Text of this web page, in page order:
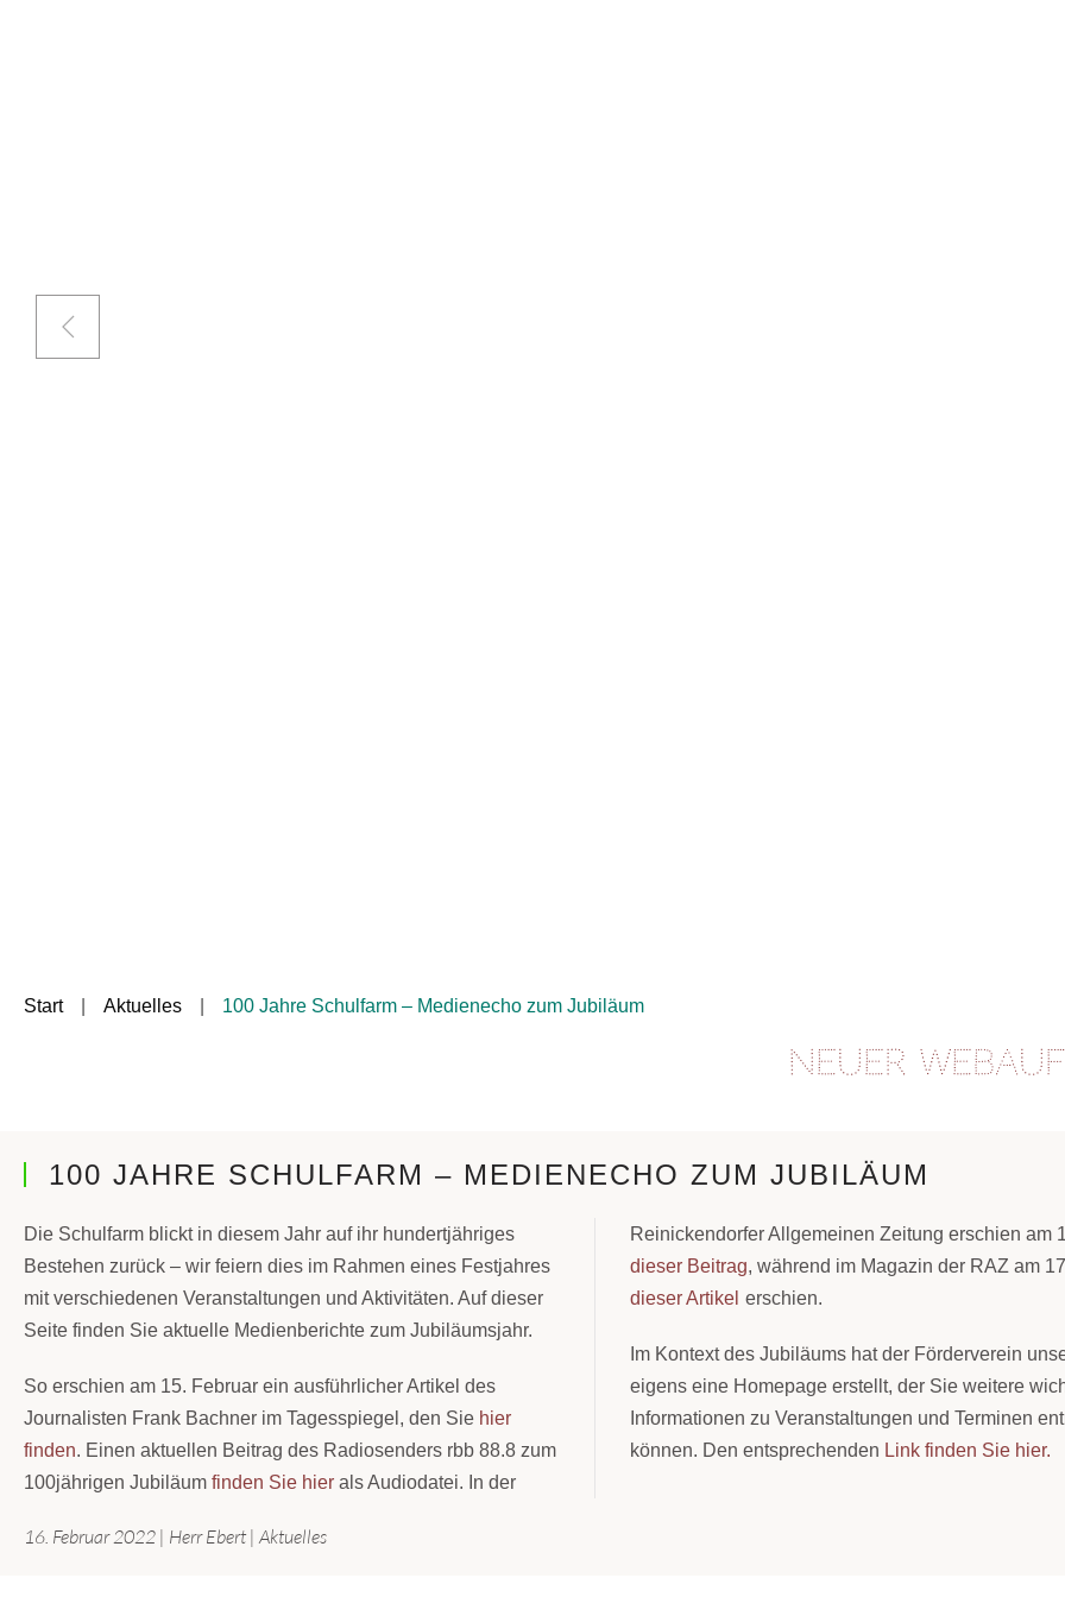
Start Aktuelles 100 Jahre Schulfarm – Medienecho zum Jubiläum
Neuer Webauftritt
100 JAHRE SCHULFARM – MEDIENECHO ZUM JUBILÄUM
Die Schulfarm blickt in diesem Jahr auf ihr hundertjähriges
Bestehen zurück – wir feiern dies im Rahmen eines Festjahres
mit verschiedenen Veranstaltungen und Aktivitäten. Auf dieser
Seite finden Sie aktuelle Medienberichte zum Jubiläumsjahr.
So erschien am 15. Februar ein ausführlicher Artikel des
Journalisten Frank Bachner im Tagesspiegel, den Sie hier
finden. Einen aktuellen Beitrag des Radiosenders rbb 88.8 zum
100jährigen Jubiläum finden Sie hier als Audiodatei. In der
Reinickendorfer Allgemeinen Zeitung erschien am
dieser Beitrag, während im Magazin der RAZ am
dieser Artikel erschien.
Im Kontext des Jubiläums hat der Förderverein
eigens eine Homepage erstellt, der Sie weitere
Informationen zu Veranstaltungen und Terminen
können. Den entsprechenden Link finden Sie hier.
16. Februar 2022 | Herr Ebert|Aktuelles